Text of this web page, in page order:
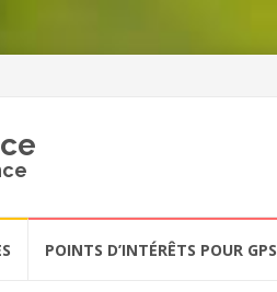
POINTS D’INTÉRÊTS POUR GPS